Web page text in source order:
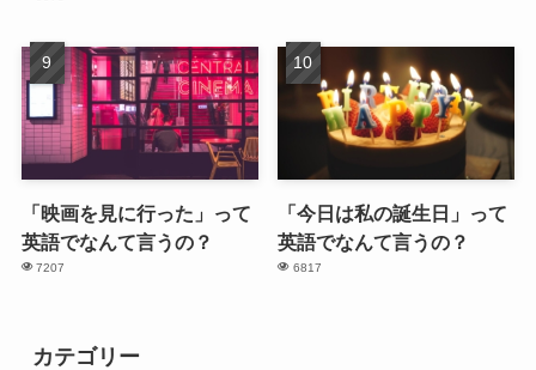
「映画を見に行った」って
英語でなんて言うの？
7207
「今日は私の誕生日」って
英語でなんて言うの？
6817
カテゴリー